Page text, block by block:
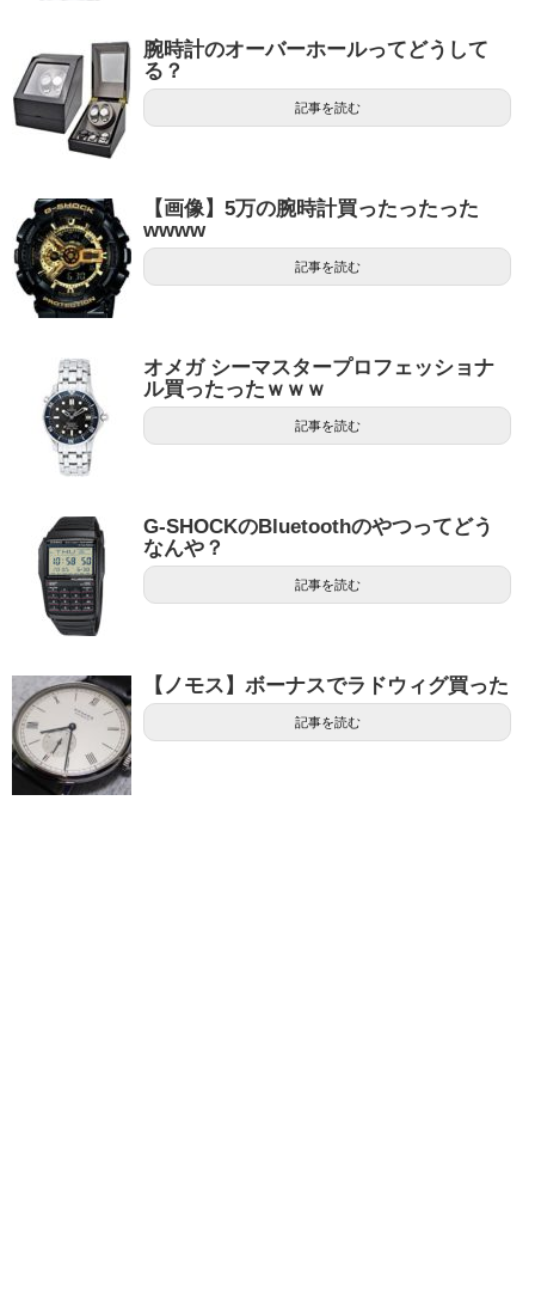
腕時計のオーバーホールってどうして
る？
記事を読む
【画像】5万の腕時計買ったったった
wwww
記事を読む
オメガ シーマスタープロフェッショナ
ル買ったったｗｗｗ
記事を読む
G-SHOCKのBluetoothのやつってどう
なんや？
記事を読む
【ノモス】ボーナスでラドウィグ買った
記事を読む